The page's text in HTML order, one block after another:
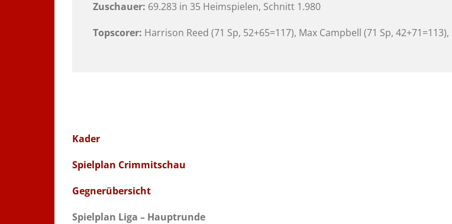
Zuschauer: 69.283 in 35 Heimspielen, Schnitt 1.980
Topscorer: Harrison Reed (71 Sp, 52+65=117), Max Campbell (71 Sp,
Kader
Spielplan Crimmitschau
Gegnerübersicht
Spielplan Liga – Hauptrunde